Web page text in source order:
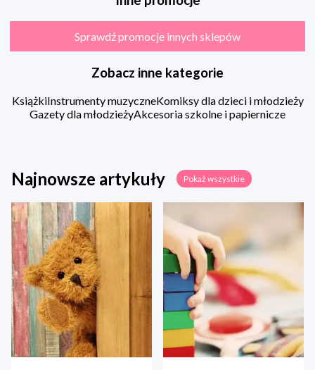
Sprawdź promocje innych sklepów
Zobacz inne kategorie
KsiążkiInstrumenty muzyczneKomiksy dla dzieci i młodzieży
Gazety dla młodzieżyAkcesoria szkolne i papiernicze
Najnowsze artykuły Pokaż wszystkie